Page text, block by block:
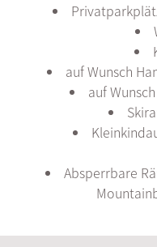
auf Wunsch
auf
Absperrbare